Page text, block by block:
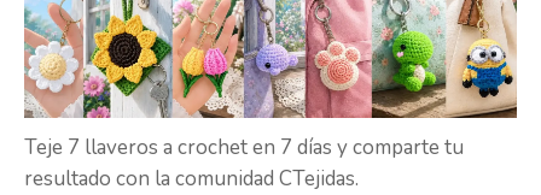
Teje 7 llaveros a crochet en 7 días y comparte tu
resultado con la comunidad CTejidas.